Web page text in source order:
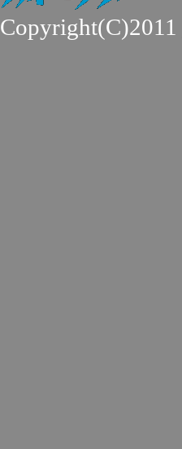
Copyright(C)2011